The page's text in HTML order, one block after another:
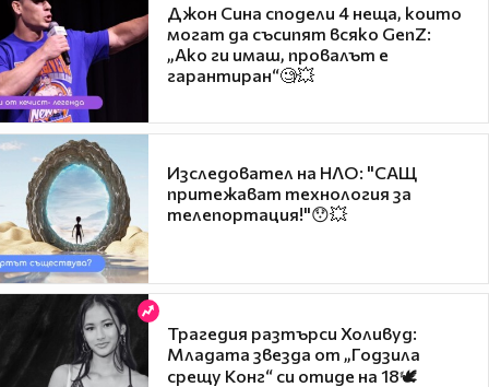
Джон Сина сподели 4 неща, които
могат да съсипят всяко GenZ:
„Ако ги имаш, провалът е
гарантиран“🧐💥
Изследовател на НЛО: "САЩ
притежават технология за
телепортация!"😯💥
Трагедия разтърси Холивуд:
Младата звезда от „Годзила
срещу Конг“ си отиде на 18🕊️